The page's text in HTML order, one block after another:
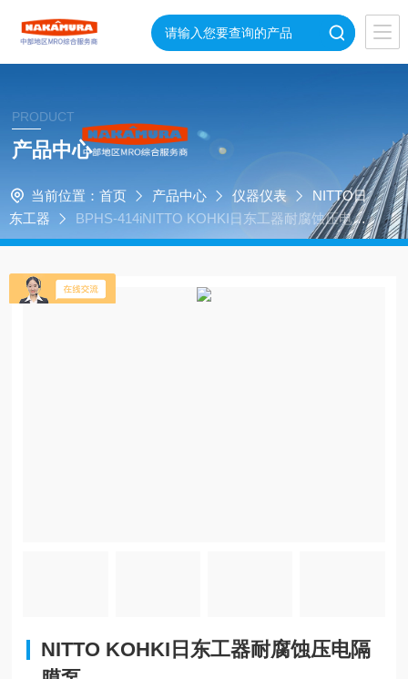
PRODUCT
产品中心
当前位置： 首页 产品中心 仪器仪表
NITTO日
东工器
BPHS-414iNITTO KOHKI日东工器耐腐蚀压电隔
膜泵
NITTO KOHKI日东工器耐腐蚀压电隔